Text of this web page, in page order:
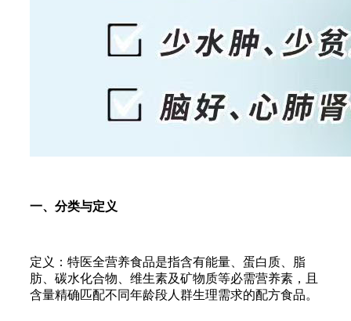
一、分类与定义
定义：特医全营养食品是指含有能量、蛋白质、脂
肪、碳水化合物、维生素及矿物质等必需营养素，且
含量精确匹配不同年龄段人群生理需求的配方食品。